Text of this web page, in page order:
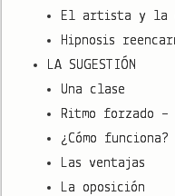
El artista y la
Hipnosis
LA SUGESTIÓN
Una clase
Ritmo forzado
¿Cómo funciona?
Las ventajas
La oposición